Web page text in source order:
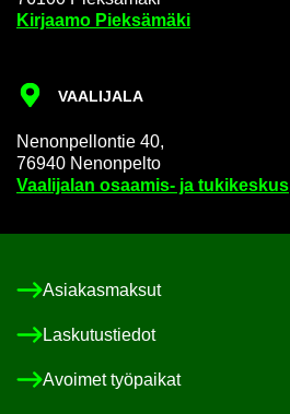
Kir­jaa­mo Piek­sä­mä­ki
VAA­LI­JA­LA
Ne­non­pel­lon­tie 40,
76940 Ne­non­pel­to
Vaa­li­ja­lan osaamis-​ ja tu­ki­kes­kus
Asia­kas­mak­sut
Las­ku­tus­tie­dot
Avoi­met työ­pai­kat